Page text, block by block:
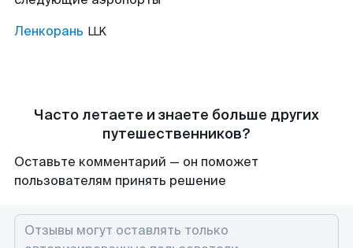
Ленкорань LLK
Часто летаете и знаете больше других
путешественников?
Оставьте комментарий — он поможет
пользователям принять решение